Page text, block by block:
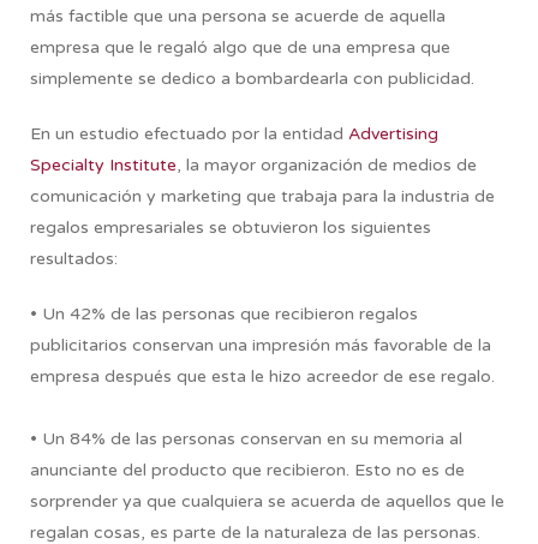
más factible que una persona se acuerde de aquella
empresa que le regaló algo que de una empresa que
simplemente se dedico a bombardearla con publicidad.
En un estudio efectuado por la entidad Advertising
Specialty Institute, la mayor organización de medios de
comunicación y marketing que trabaja para la industria de
regalos empresariales se obtuvieron los siguientes
resultados:
• Un 42% de las personas que recibieron regalos
publicitarios conservan una impresión más favorable de la
empresa después que esta le hizo acreedor de ese regalo.
• Un 84% de las personas conservan en su memoria al
anunciante del producto que recibieron. Esto no es de
sorprender ya que cualquiera se acuerda de aquellos que le
regalan cosas, es parte de la naturaleza de las personas.